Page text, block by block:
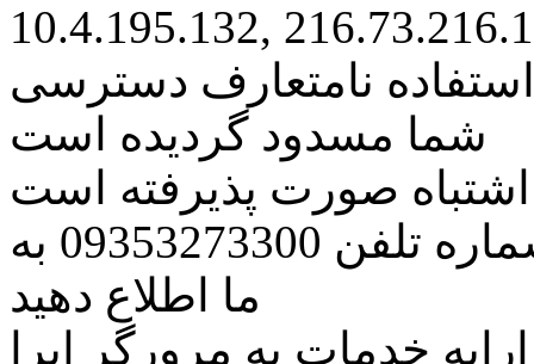
10.4.195.132,
نامتعارف دسترسی
شما مسدود گردیده است
اشتباه صورت پذیرفته است
مراتب این مسئله را از طریق شماره تلفن 09353273300 به
ما اطلاع دهید
خدمات به مرورگر اپرا